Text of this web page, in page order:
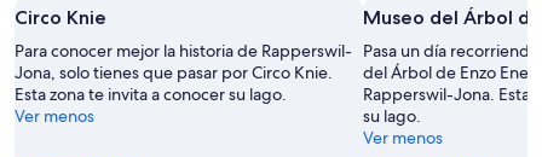
Circo Knie
Para conocer mejor la historia de Rapperswil-
Jona, solo tienes que pasar por Circo Knie.
Esta zona te invita a conocer su lago.
Ver menos
Museo del Árbol de
Pasa un día
del Árbol de Enzo Enea
Rapperswil-Jona. Esta
su lago.
Ver menos